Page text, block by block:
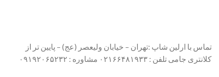
تماس با ارلین شاپ :تهران – خیابان ولیعصر (عج) – پایین تر از
کلانتری جامی تلفن : ۰۲۱۶۶۴۸۱۹۳۳ مشاوره : ۰۹۱۹۲۰۶۵۲۳۲